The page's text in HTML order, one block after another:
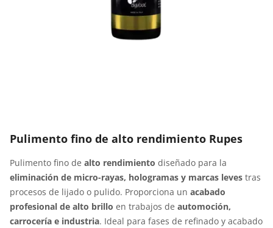
Pulimento fino de alto rendimiento Rupes
Pulimento fino de alto rendimiento diseñado para la
eliminación de micro-rayas, hologramas y marcas leves tras
procesos de lijado o pulido. Proporciona un acabado
profesional de alto brillo en trabajos de automoción,
carrocería e industria. Ideal para fases de refinado y acabado